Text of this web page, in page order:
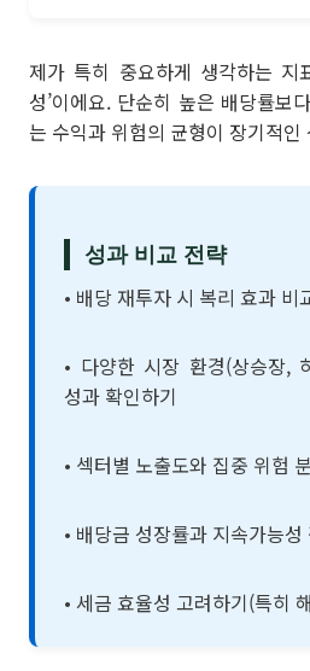
제가 특히 중요하게 생각하는 지
성’이에요. 단순히 높은 배당률보
는 수익과 위험의 균형이 장기적
성과 비교 전략
• 배당 재투자 시 복리 효과 비
• 다양한 시장 환경(상승장,
성과 확인하기
• 섹터별 노출도와 집중 위험
• 배당금 성장률과 지속가능성
• 세금 효율성 고려하기(특히